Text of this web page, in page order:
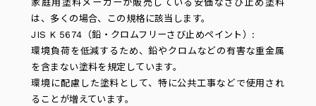
家庭用塗料メーカーが販売している安価なさび止め塗料
は、多くの場合、この規格に該当します。
JIS K 5674（鉛・クロムフリーさび止めペイント）:
環境負荷を低減するため、鉛やクロムなどの有害な重金属
を含まない塗料を規定しています。
環境に配慮した塗料として、特に公共工事などで使用され
ることが増えています。